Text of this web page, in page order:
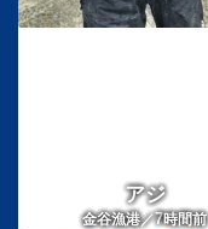
アジ
金谷漁港／7時間前